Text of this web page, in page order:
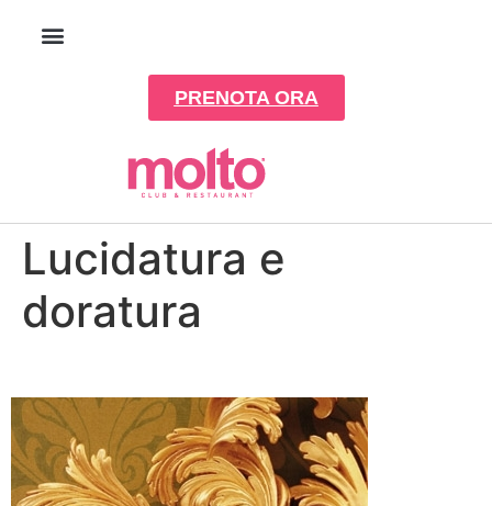
PRENOTA ORA
Lucidatura e
doratura